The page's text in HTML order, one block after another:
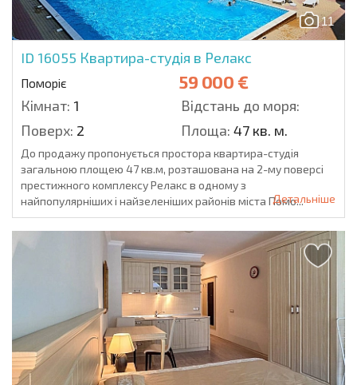
11
ID 16055 Квартира-студія в Релакс
Поморіє 59 000 €
Кімнат: 1
Відстань до моря:
Поверх: 2 Площа: 47 кв. м.
До продажу пропонується простора квартира-студія
загальною площею 47 кв.м, розташована на 2-му поверсі
престижного комплексу Релакс в одному з
найпопулярніших і найзеленіших районів міста Помо...Детальніше